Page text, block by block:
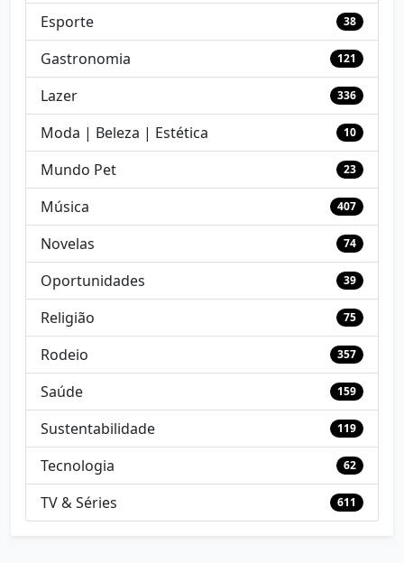
Esporte 38
Gastronomia 121
Lazer 336
Moda | Beleza | Estética 10
Mundo Pet 23
Música 407
Novelas 74
Oportunidades 39
Religião 75
Rodeio 357
Saúde 159
Sustentabilidade 119
Tecnologia 62
TV & Séries 611